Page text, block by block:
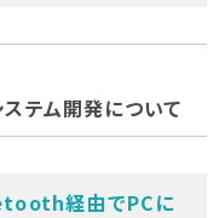
テム開発について
経由でPCに